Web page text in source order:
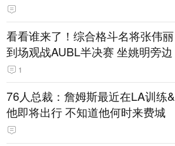
看看谁来了！综合格斗名将张伟丽
到场观战AUBL半决赛 坐姚明旁边
1
76人总裁：詹姆斯最近在LA训练&
他即将出行 不知道他何时来费城